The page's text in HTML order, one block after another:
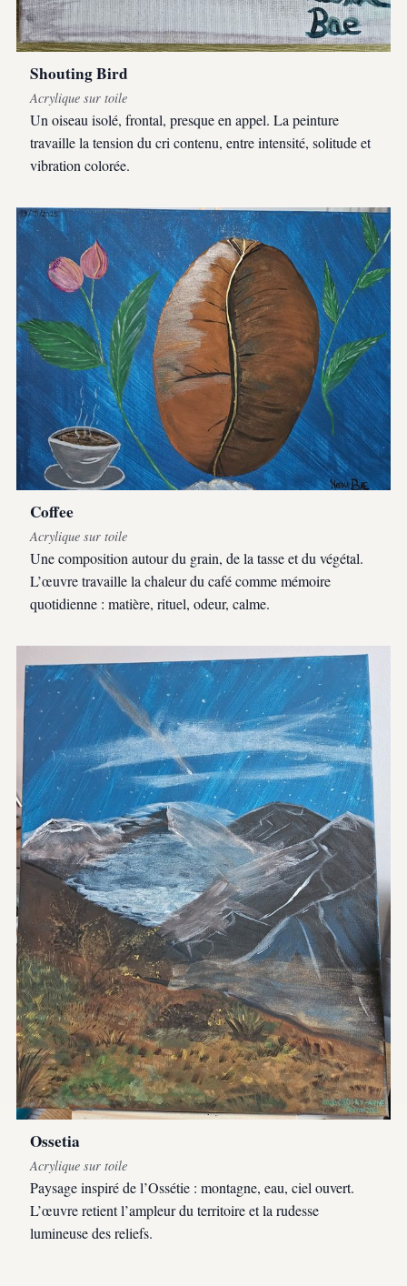
Shouting Bird
Acrylique sur toile
Un oiseau isolé, frontal, presque en appel. La peinture
travaille la tension du cri contenu, entre intensité, solitude et
vibration colorée.
Coffee
Acrylique sur toile
Une composition autour du grain, de la tasse et du végétal.
L’œuvre travaille la chaleur du café comme mémoire
quotidienne : matière, rituel, odeur, calme.
Ossetia
Acrylique sur toile
Paysage inspiré de l’Ossétie : montagne, eau, ciel ouvert.
L’œuvre retient l’ampleur du territoire et la rudesse
lumineuse des reliefs.